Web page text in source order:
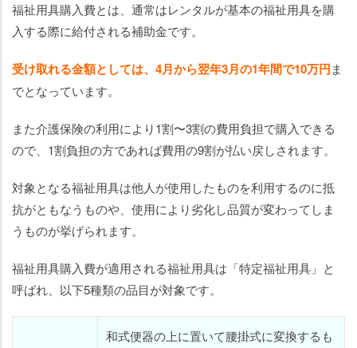
福祉用具購入費とは、通常はレンタルが基本の福祉用具を購
入する際に給付される補助金です。
受け取れる金額としては、4月から翌年3月の1年間で10万円ま
でとなっています。
また介護保険の利用により1割〜3割の費用負担で購入できる
ので、1割負担の方であれば費用の9割が払い戻しされます。
対象となる福祉用具は他人が使用したものを利用するのに抵
抗がともなうものや、使用により劣化し品質が変わってしま
うものが挙げられます。
福祉用具購入費が適用される福祉用具は「特定福祉用具」と
呼ばれ、以下5種類の品目が対象です。
和式便器の上に置いて腰掛式に変換するも